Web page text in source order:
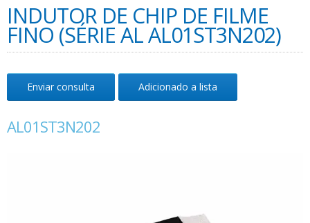
INDUTOR DE CHIP DE FILME
FINO (SÉRIE AL AL01ST3N202)
Enviar consulta Adicionado a lista
AL01ST3N202